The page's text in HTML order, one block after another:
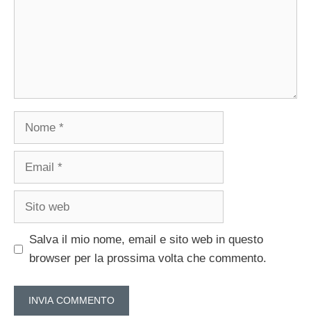
Nome
Email
Sito
Salva il mio nome, email e sito web in questo
browser per la prossima volta che commento.